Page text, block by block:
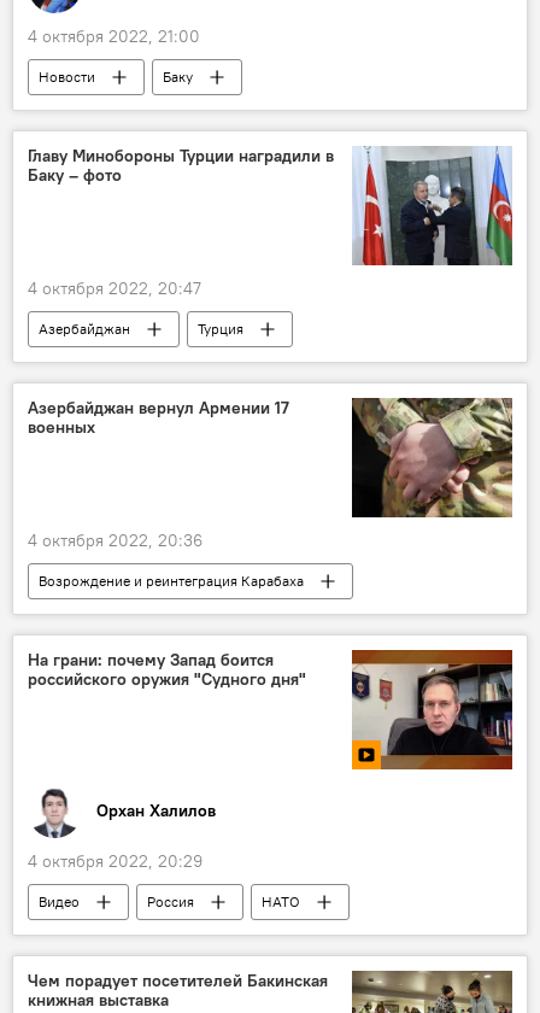
4 октября 2022, 21:00
Новости
Баку
Министерство культуры АР
Государственный академический центральный театр кукол имени Сергея Образцова
Гастроли
Главу Минобороны Турции наградили в
Баку – фото
4 октября 2022, 20:47
Азербайджан
Турция
Министерство обороны Турции
Хулуси Акар
Мадат Гулиев
Министерство оборонной промышленности Азербайджана
Азербайджан вернул Армении 17
военных
4 октября 2022, 20:36
Возрождение и реинтеграция Карабаха
Азербайджан
Армения
граница
военнопленные
Министерство обороны
На грани: почему Запад боится
российского оружия "Судного дня"
Орхан Халилов
4 октября 2022, 20:29
Видео Россия
НАТО
Ядерная угроза
Политика США
Чем порадует посетителей Бакинская
книжная выставка